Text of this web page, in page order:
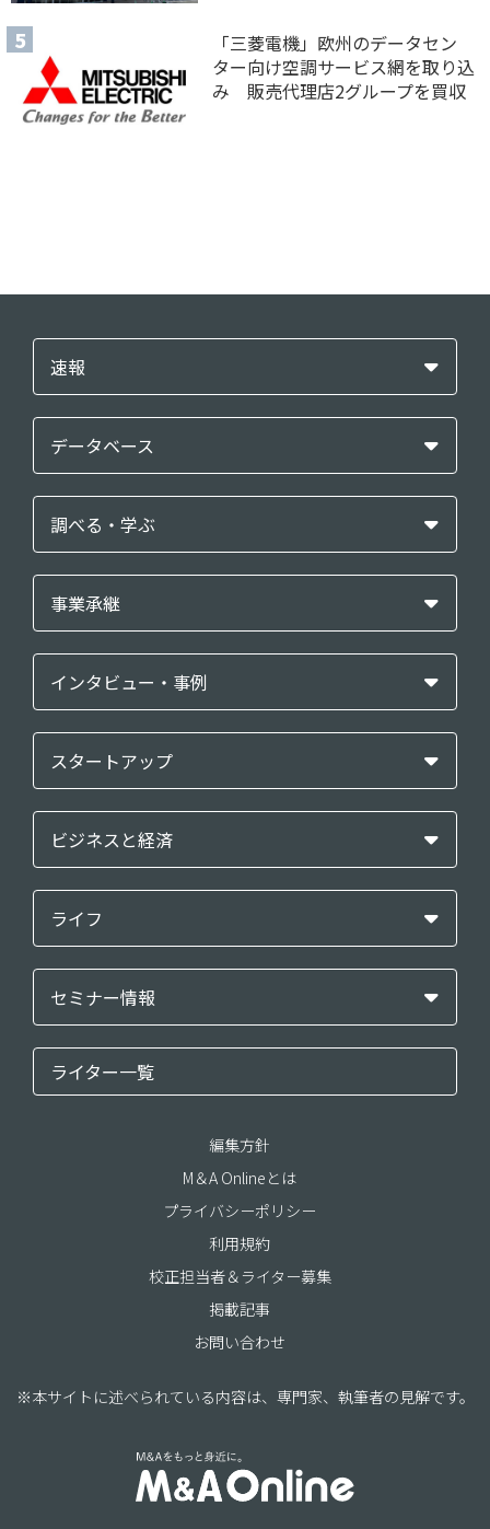
「三菱電機」欧州のデータセン
ター向け空調サービス網を取り込
み 販売代理店2グループを買収
速報
データベース
調べる・学ぶ
事業承継
インタビュー・事例
スタートアップ
ビジネスと経済
ライフ
セミナー情報
ライター一覧
編集方針
M＆A Onlineとは
プライバシーポリシー
利用規約
校正担当者＆ライター募集
掲載記事
お問い合わせ
※本サイトに述べられている内容は、専門家、執筆者の見解です。